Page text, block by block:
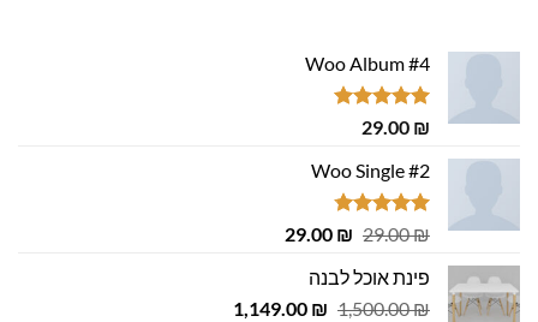
Woo Album #4
דורג5.00
29.00 ₪
Woo Single #2
דורג4.75
29.00₪
המחיר
היה:
29.00 ₪.
29.00 ₪
המחיר
29.00 ₪.
פינת אוכל לבנה
1,500.00₪
המחיר
1,149.00 ₪
המחיר